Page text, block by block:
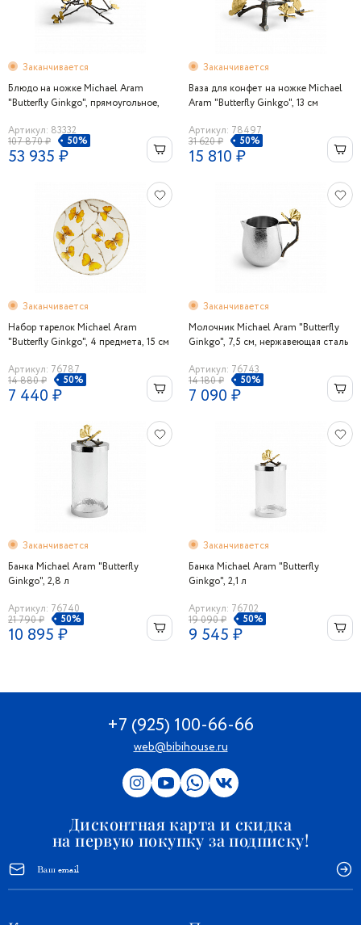
Заканчивается
Блюдо на ножке Michael Aram
"Butterfly Ginkgo", прямоугольное,
Артикул: 83332
107 870 ₽
50%
53 935 ₽
Заканчивается
Ваза для конфет на ножке Michael
Aram "Butterfly Ginkgo", 13 см
Артикул: 78497
31 620 ₽
50%
15 810 ₽
Заканчивается
Набор тарелок Michael Aram
"Butterfly Ginkgo", 4 предмета, 15 см
Артикул: 76787
14 880 ₽
50%
7 440 ₽
Заканчивается
Молочник Michael Aram "Butterfly
Ginkgo", 7,5 см, нержавеющая сталь
Артикул: 76743
14 180 ₽
50%
7 090 ₽
Заканчивается
Банка Michael Aram "Butterfly
Ginkgo", 2,8 л
Артикул: 76740
21 790 ₽
50%
10 895 ₽
Заканчивается
Банка Michael Aram "Butterfly
Ginkgo", 2,1 л
Артикул: 76702
19 090 ₽
50%
9 545 ₽
+7 (925) 100-66-66
web@bibihouse.ru
Дисконтная карта и скидка
на первую покупку за подписку!